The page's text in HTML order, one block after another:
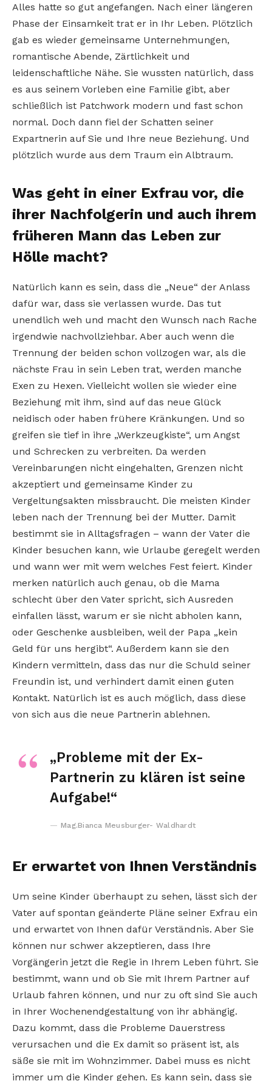
Alles hatte so gut angefangen. Nach einer längeren
Phase der Einsamkeit trat er in Ihr Leben. Plötzlich
gab es wieder gemeinsame Unternehmungen,
romantische Abende, Zärtlichkeit und
leidenschaftliche Nähe. Sie wussten natürlich, dass
es aus seinem Vorleben eine Familie gibt, aber
schließlich ist Patchwork modern und fast schon
normal. Doch dann fiel der Schatten seiner
Expartnerin auf Sie und Ihre neue Beziehung. Und
plötzlich wurde aus dem Traum ein Albtraum.
Was geht in einer Exfrau vor, die
ihrer Nachfolgerin und auch ihrem
früheren Mann das Leben zur
Hölle macht?
Natürlich kann es sein, dass die „Neue“ der Anlass
dafür war, dass sie verlassen wurde. Das tut
unendlich weh und macht den Wunsch nach Rache
irgendwie nachvollziehbar. Aber auch wenn die
Trennung der beiden schon vollzogen war, als die
nächste Frau in sein Leben trat, werden manche
Exen zu Hexen. Vielleicht wollen sie wieder eine
Beziehung mit ihm, sind auf das neue Glück
neidisch oder haben frühere Kränkungen. Und so
greifen sie tief in ihre „Werkzeugkiste“, um Angst
und Schrecken zu verbreiten. Da werden
Vereinbarungen nicht eingehalten, Grenzen nicht
akzeptiert und gemeinsame Kinder zu
Vergeltungsakten missbraucht. Die meisten Kinder
leben nach der Trennung bei der Mutter. Damit
bestimmt sie in Alltagsfragen – wann der Vater die
Kinder besuchen kann, wie Urlaube geregelt werden
und wann wer mit wem welches Fest feiert. Kinder
merken natürlich auch genau, ob die Mama
schlecht über den Vater spricht, sich Ausreden
einfallen lässt, warum er sie nicht abholen kann,
oder Geschenke ausbleiben, weil der Papa „kein
Geld für uns hergibt“. Außerdem kann sie den
Kindern vermitteln, dass das nur die Schuld seiner
Freundin ist, und verhindert damit einen guten
Kontakt. Natürlich ist es auch möglich, dass diese
von sich aus die neue Partnerin ablehnen.
„Probleme mit der Ex-
Partnerin zu klären ist seine
Aufgabe!“
Mag.Bianca Meusburger- Waldhardt
Er erwartet von Ihnen Verständnis
Um seine Kinder überhaupt zu sehen, lässt sich der
Vater auf spontan geänderte Pläne seiner Exfrau ein
und erwartet von Ihnen dafür Verständnis. Aber Sie
können nur schwer akzeptieren, dass Ihre
Vorgängerin jetzt die Regie in Ihrem Leben führt. Sie
bestimmt, wann und ob Sie mit Ihrem Partner auf
Urlaub fahren können, und nur zu oft sind Sie auch
in Ihrer Wochenendgestaltung von ihr abhängig.
Dazu kommt, dass die Probleme Dauerstress
verursachen und die Ex damit so präsent ist, als
säße sie mit im Wohnzimmer. Dabei muss es nicht
immer um die Kinder gehen. Es kann sein, dass sie